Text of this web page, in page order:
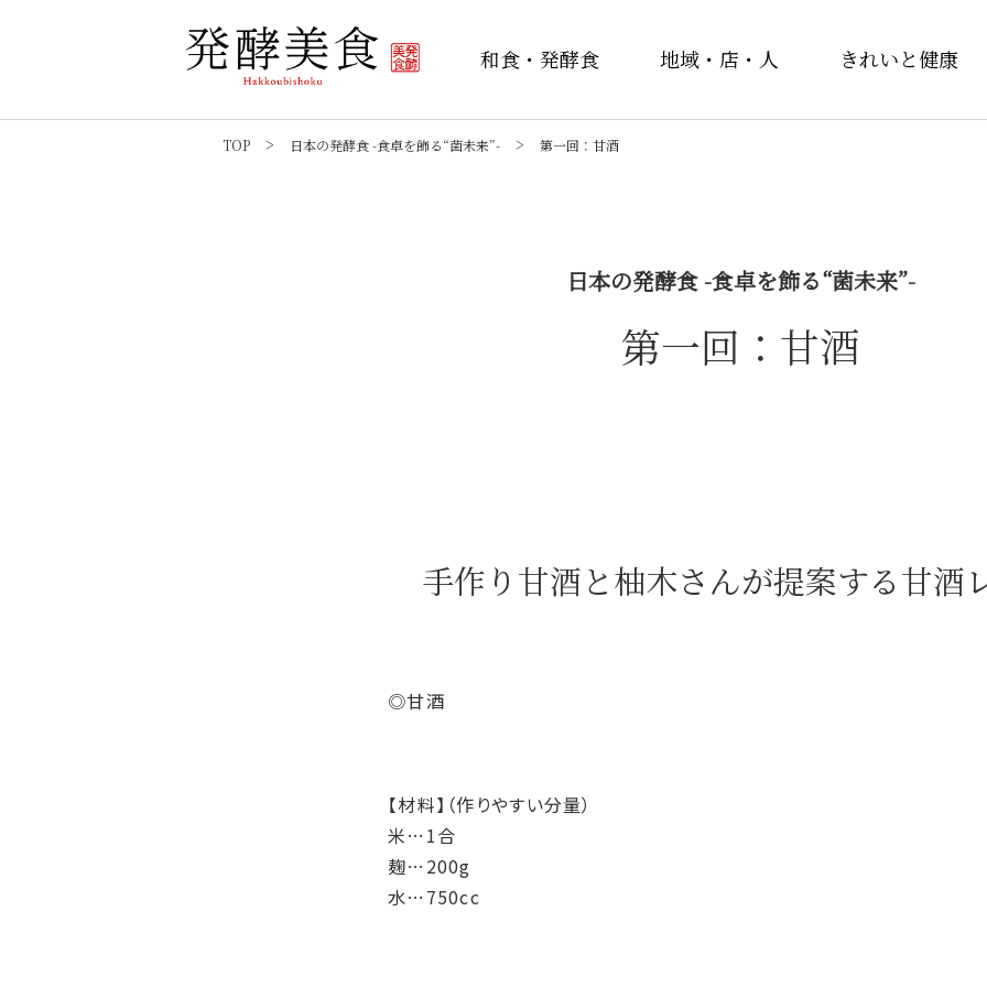
和食・発酵食 地域・店・人 きれいと健康
TOP 日本の発酵食 -食卓を飾る“菌未来”- 第一回：甘酒
日本の発酵食 -食卓を飾る“菌未来”-
第一回：甘酒
手作り甘酒と柚木さんが提案する甘酒
◎甘酒
【材料】（作りやすい分量）
米…1合
麹…200g
水…750cc